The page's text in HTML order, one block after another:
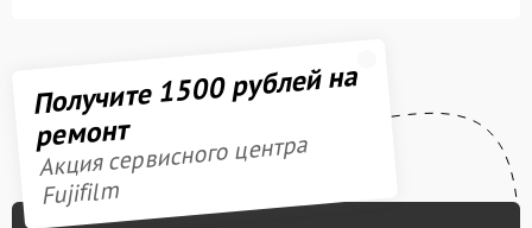
Получите 1500 рублей на
ремонт
Акция сервисного центра
Fujifilm